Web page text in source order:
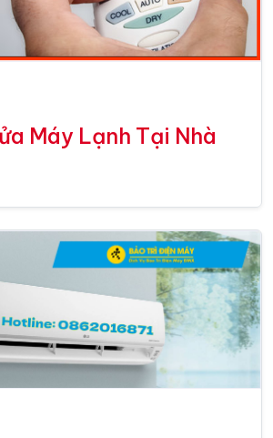
Máy Lạnh Tại Nhà